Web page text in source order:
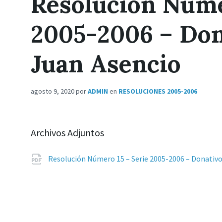
2005-2006 –
Juan Asencio
agosto 9, 2020porADMIN en RESOLUCIONES 2005-2006
Archivos Adjuntos
Resolución Número 15 – Serie 2005-2006 –